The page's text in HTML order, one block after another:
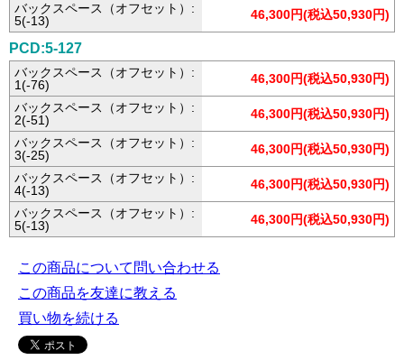
バックスペース（オフセット）:
5(-13)
46,300円(税込50,930円)
PCD:5-127
バックスペース（オフセット）:
1(-76)
46,300円(税込50,930円)
バックスペース（オフセット）:
2(-51)
46,300円(税込50,930円)
バックスペース（オフセット）:
3(-25)
46,300円(税込50,930円)
バックスペース（オフセット）:
4(-13)
46,300円(税込50,930円)
バックスペース（オフセット）:
5(-13)
46,300円(税込50,930円)
この商品について問い合わせる
この商品を友達に教える
買い物を続ける